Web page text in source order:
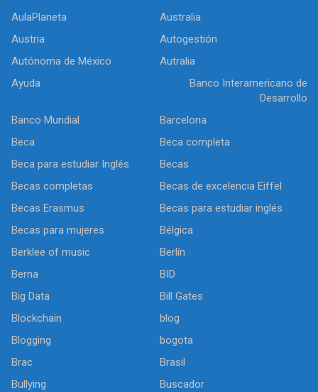
AulaPlaneta
Australia
Austria
Autogestión
Autónoma de México
Autralia
Ayuda
Banco Interamericano de
Desarrollo
Banco Mundial
Barcelona
Beca
Beca completa
Beca para estudiar Inglés
Becas
Becas completas
Becas de excelencia Eiffel
Becas Erasmus
Becas para estudiar inglés
Becas para mujeres
Bélgica
Berklee of music
Berlín
Berna
BID
Big Data
Bill Gates
Blockchain
blog
Blogging
bogota
Brac
Brasil
Bullying
Buscador